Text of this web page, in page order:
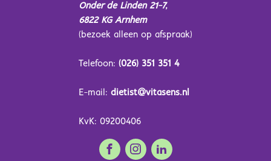
Onder de Linden 21-7,
6822 KG Arnhem
(bezoek alleen op afspraak)
Telefoon: (026) 351 351 4
E-mail: dietist@vitasens.nl
KvK: 09200406